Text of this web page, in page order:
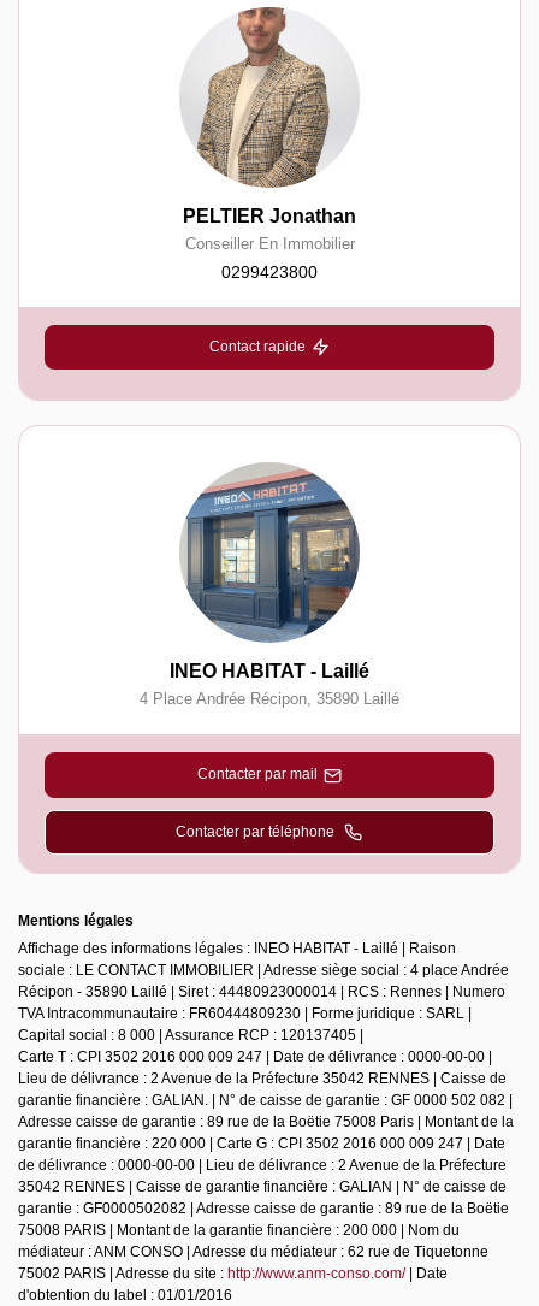
PELTIER Jonathan
Conseiller En Immobilier
0299423800
Contact rapide
INEO HABITAT - Laillé
4 Place Andrée Récipon, 35890 Laillé
Contacter par mail
Contacter par téléphone
Mentions légales
Affichage des informations légales : INEO HABITAT - Laillé | Raison
sociale : LE CONTACT IMMOBILIER | Adresse siège social : 4 place Andrée
Récipon - 35890 Laillé | Siret : 44480923000014 | RCS : Rennes | Numero
TVA Intracommunautaire : FR60444809230 | Forme juridique : SARL |
Capital social : 8 000 | Assurance RCP : 120137405 |
Carte T : CPI 3502 2016 000 009 247 | Date de délivrance : 0000-00-00 |
Lieu de délivrance : 2 Avenue de la Préfecture 35042 RENNES | Caisse de
garantie financière : GALIAN. | N° de caisse de garantie : GF 0000 502 082 |
Adresse caisse de garantie : 89 rue de la Boëtie 75008 Paris | Montant de la
garantie financière : 220 000 | Carte G : CPI 3502 2016 000 009 247 | Date
de délivrance : 0000-00-00 | Lieu de délivrance : 2 Avenue de la Préfecture
35042 RENNES | Caisse de garantie financière : GALIAN | N° de caisse de
garantie : GF0000502082 | Adresse caisse de garantie : 89 rue de la Boëtie
75008 PARIS | Montant de la garantie financière : 200 000 | Nom du
médiateur : ANM CONSO | Adresse du médiateur : 62 rue de Tiquetonne
75002 PARIS | Adresse du site : http://www.anm-conso.com/| Date
d'obtention du label : 01/01/2016